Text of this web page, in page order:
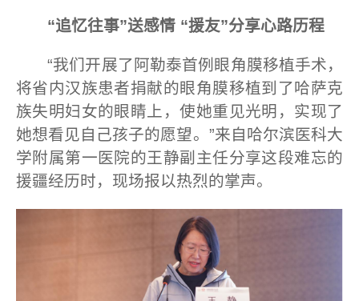
“追忆往事”送感情 “援友”分享心路历程
“我们开展了阿勒泰首例眼角膜移植手术，
将省内汉族患者捐献的眼角膜移植到了哈萨克
族失明妇女的眼睛上，使她重见光明，实现了
她想看见自己孩子的愿望。”来自哈尔滨医科大
学附属第一医院的王静副主任分享这段难忘的
援疆经历时，现场报以热烈的掌声。